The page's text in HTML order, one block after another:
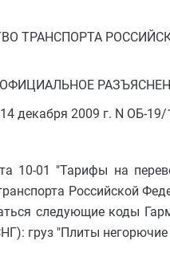
ТРАНСПОРТА
ОФИЦИАЛЬНОЕ
декабря 2009 г. N ОБ-19/
10-01 "Тарифы на
Российской
следующие коды
груз "Плиты